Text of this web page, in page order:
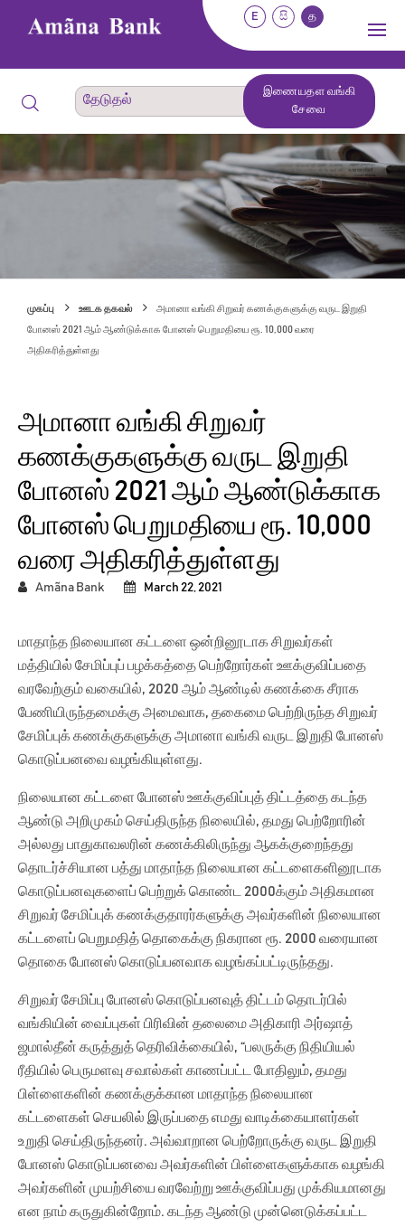
E සි த
இணையதள வங்கி
சேவை
முகப்பு ஊடக தகவல் அமானா வங்கி சிறுவர் கணக்குகளுக்கு வருட இறுதி
போனஸ் 2021 ஆம் ஆண்டுக்காக போனஸ் பெறுமதியை ரூ. 10,000 வரை
அதிகரித்துள்ளது
அமானா வங்கி சிறுவர்
கணக்குகளுக்கு வருட இறுதி
போனஸ் 2021 ஆம் ஆண்டுக்காக
போனஸ் பெறுமதியை ரூ. 10,000
வரை அதிகரித்துள்ளது
Amãna Bank March 22, 2021
மாதாந்த நிலையான கட்டளை ஒன்றினூடாக சிறுவர்கள்
மத்தியில் சேமிப்புப் பழக்கத்தை பெற்றோர்கள் ஊக்குவிப்பதை
வரவேற்கும் வகையில், 2020 ஆம் ஆண்டில் கணக்கை சீராக
பேணியிருந்தமைக்கு அமைவாக, தகைமை பெற்றிருந்த சிறுவர்
சேமிப்புக் கணக்குகளுக்கு அமானா வங்கி வருட இறுதி போனஸ்
கொடுப்பனவை வழங்கியுள்ளது.
நிலையான கட்டளை போனஸ் ஊக்குவிப்புத் திட்டத்தை கடந்த
ஆண்டு அறிமுகம் செய்திருந்த நிலையில், தமது பெற்றோரின்
அல்லது பாதுகாவலரின் கணக்கிலிருந்து ஆகக்குறைந்தது
தொடர்ச்சியான பத்து மாதாந்த நிலையான கட்டளைகளினூடாக
கொடுப்பனவுகளைப் பெற்றுக் கொண்ட 2000க்கும் அதிகமான
சிறுவர் சேமிப்புக் கணக்குதாரர்களுக்கு அவர்களின் நிலையான
கட்டளைப் பெறுமதித் தொகைக்கு நிகரான ரூ. 2000 வரையான
தொகை போனஸ் கொடுப்பனவாக வழங்கப்பட்டிருந்தது.
சிறுவர் சேமிப்பு போனஸ் கொடுப்பனவுத் திட்டம் தொடர்பில்
வங்கியின் வைப்புகள் பிரிவின் தலைமை அதிகாரி அர்ஷாத்
ஜமால்தீன் கருத்துத் தெரிவிக்கையில், “பலருக்கு நிதியியல்
ரீதியில் பெருமளவு சவால்கள் காணப்பட்ட போதிலும், தமது
பிள்ளைகளின் கணக்குக்கான மாதாந்த நிலையான
கட்டளைகள் செயலில் இருப்பதை எமது வாடிக்கையாளர்கள்
உறுதி செய்திருந்தனர். அவ்வாறான பெற்றோருக்கு வருட இறுதி
போனஸ் கொடுப்பனவை அவர்களின் பிள்ளைகளுக்காக வழங்கி
அவர்களின் முயற்சியை வரவேற்று ஊக்குவிப்பது முக்கியமானது
என நாம் கருதுகின்றோம். கடந்த ஆண்டு முன்னெடுக்கப்பட்ட